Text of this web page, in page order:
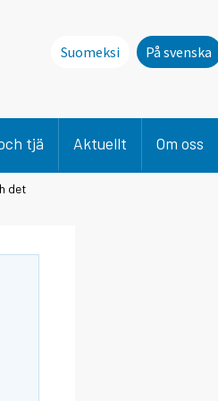
Suomeksi På svenska
tjä Aktuellt Om oss
det